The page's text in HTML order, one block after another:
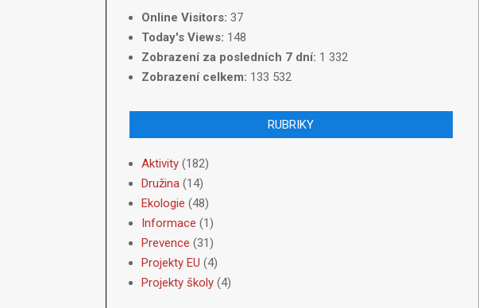
Online Visitors: 37
Today's Views: 148
Zobrazení za posledních 7 dní: 1 332
Zobrazení celkem: 133 532
RUBRIKY
Aktivity(182)
Družina(14)
Ekologie (48)
Informace (1)
Prevence (31)
Projekty EU (4)
Projekty školy(4)